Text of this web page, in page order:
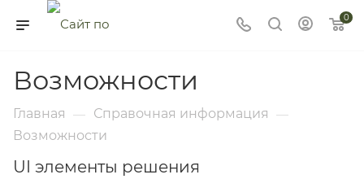
0
Возможности
Главная — Справочная информация —
Возможности
UI элементы решения